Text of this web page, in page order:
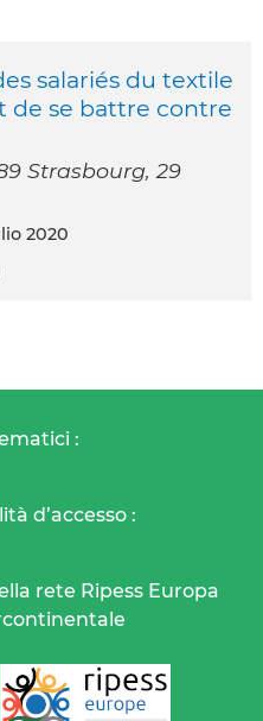
salariés du textile
de se battre contre
Strasbourg, 29
2020
:
d’accesso :
rete Ripess Europa